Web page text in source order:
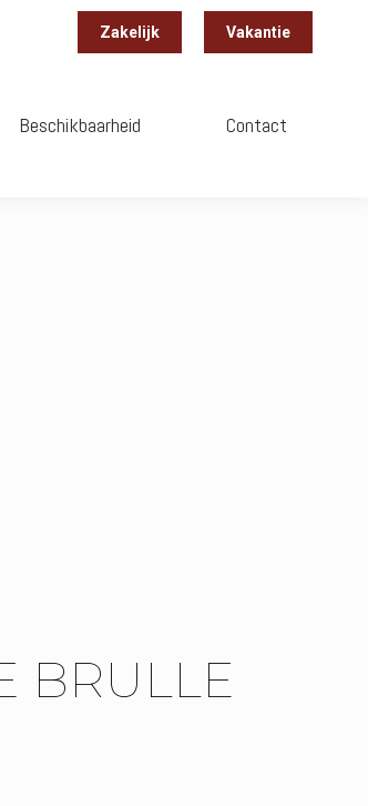
Zakelijk Vakantie
Beschikbaarheid Contact
BRULLE